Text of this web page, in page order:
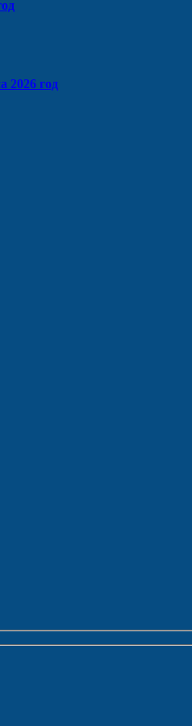
2026 год